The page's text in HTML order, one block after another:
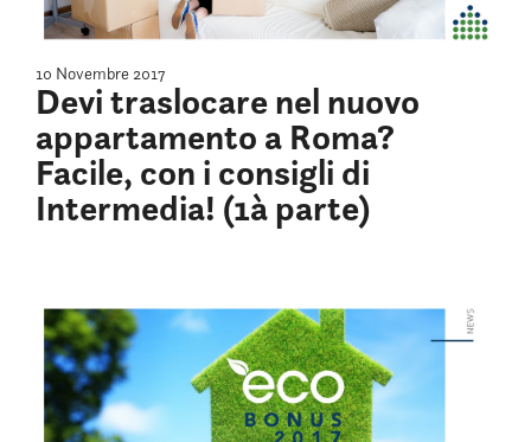
10 Novembre 2017
Devi traslocare nel nuovo
appartamento a Roma?
Facile, con i consigli di
Intermedia! (1à parte)